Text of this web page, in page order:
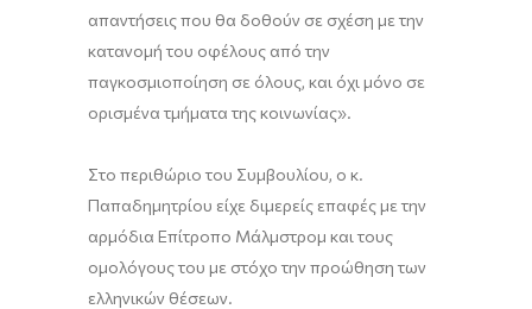
απαντήσεις που θα δοθούν σε σχέση με την
κατανομή του οφέλους από την
παγκοσμιοποίηση σε όλους, και όχι μόνο σε
ορισμένα τμήματα της κοινωνίας».
Στο περιθώριο του Συμβουλίου, ο κ.
Παπαδημητρίου είχε διμερείς επαφές με την
αρμόδια Επίτροπο Μάλμστρομ και τους
ομολόγους του με στόχο την προώθηση των
ελληνικών θέσεων.